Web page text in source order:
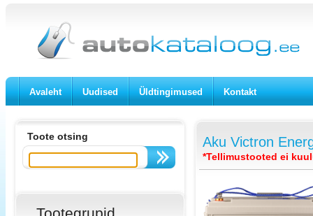
Avaleht Uudised Üldtingimused Kontakt
Toote otsing Aku Victron
*Tellimustooted ei